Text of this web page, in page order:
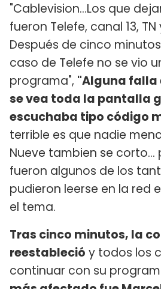
"Cablevision...Los que
fueron Telefe, canal 13,
Después de cinco
caso de Telefe no se vio
programa", "Alguna falla
se vea toda la pantalla
escuchaba tipo código
terrible es que nadie
Nueve tambien se corto...
fueron algunos de los
pudieron leerse en la red
el tema.
Tras cinco minutos, la
reestableció y todos los
continuar con su